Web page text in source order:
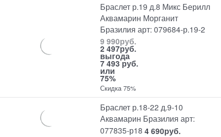
Браслет р.19 д.8 Микс Берилл
Аквамарин Морганит
Бразилия арт: 079684-р.19-2
9 990руб.
2 497руб.
выгода
7 493 руб.
или
75%
Скидка 75%
Браслет р.18-22 д.9-10
Аквамарин Бразилия арт:
077835-р18 4 690руб.